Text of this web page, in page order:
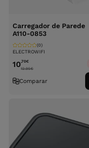
Carregador de Parede
A110-0853
ELECTROWIFI
(0)
10,70€
12.95€
Comparar